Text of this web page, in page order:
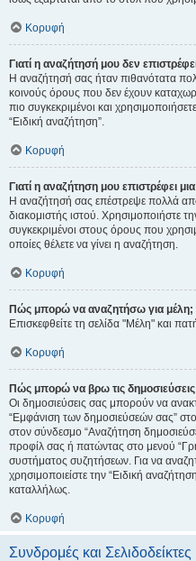
Κορυφή
Γιατί η αναζήτησή μου δεν
Η αναζήτησή σας ήταν πιθανότατα
κοινούς όρους που δεν έχουν
πιο συγκεκριμένοι και
“Ειδική αναζήτηση”.
Κορυφή
Γιατί η αναζήτηση μου επιστρέφει
Η αναζήτησή σας επέστρεψε πολλά
διακομιστής ιστού. Χρησιμοποιήστε
συγκεκριμένοι στους όρους που
οποίες θέλετε να γίνει η αναζήτηση.
Κορυφή
Πώς μπορώ να αναζητήσω για μέλη;
Επισκεφθείτε τη σελίδα "Μέλη" και
Κορυφή
Πώς μπορώ να βρω τις δημοσιεύσεις
Οι δημοσιεύσεις σας μπορούν να
“Εμφάνιση των δημοσιεύσεών σας”
στον σύνδεσμο “Αναζήτηση
προφίλ σας ή πατώντας στο μενού
συστήματος συζητήσεων. Για να
χρησιμοποιείστε την “Ειδική
καταλλήλως.
Κορυφή
Συνδρομές και Σελιδοδείκτες